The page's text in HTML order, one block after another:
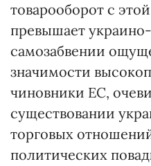
товарооборот с
превышает
самозабвении
значимости
чиновники ЕС,
существовании
торговых
политических